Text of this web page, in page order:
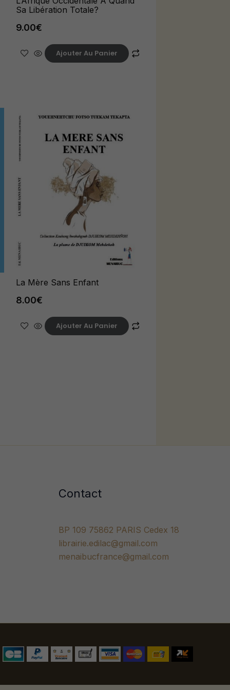
Sa Libération Totale?
9.00€
Ajouter Au Panier
La Mère Sans Enfant
8.00€
Ajouter Au Panier
Contact
BP 109 75862 PARIS Cedex 18
librairie.edilac@gmail.com
menaibucfrance@gmail.com